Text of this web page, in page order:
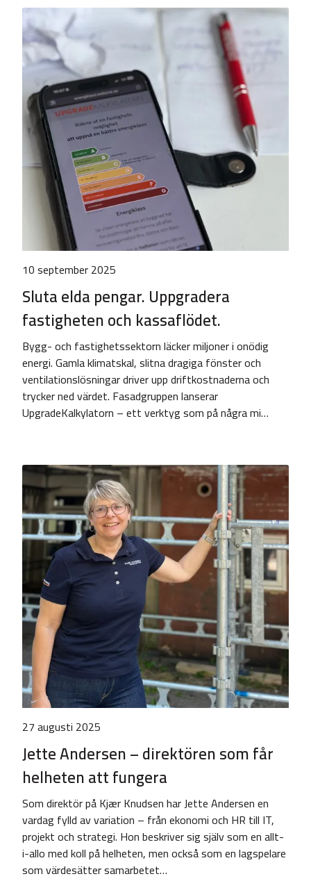
10 september 2025
Sluta elda pengar. Uppgradera
fastigheten och kassaflödet.
Bygg- och fastighetssektorn läcker miljoner i onödig
energi. Gamla klimatskal, slitna dragiga fönster och
ventilationslösningar driver upp driftkostnaderna och
trycker ned värdet. Fasadgruppen lanserar
UpgradeKalkylatorn – ett verktyg som på några mi…
27 augusti 2025
Jette Andersen – direktören som får
helheten att fungera
Som direktör på Kjær Knudsen har Jette Andersen en
vardag fylld av variation – från ekonomi och HR till IT,
projekt och strategi. Hon beskriver sig själv som en allt-
i-allo med koll på helheten, men också som en lagspelare
som värdesätter samarbetet…